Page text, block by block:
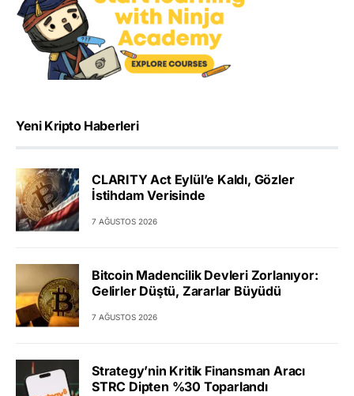
Yeni Kripto Haberleri
CLARITY Act Eylül’e Kaldı, Gözler
İstihdam Verisinde
7 AĞUSTOS 2026
Bitcoin Madencilik Devleri Zorlanıyor:
Gelirler Düştü, Zararlar Büyüdü
7 AĞUSTOS 2026
Strategy’nin Kritik Finansman Aracı
STRC Dipten %30 Toparlandı